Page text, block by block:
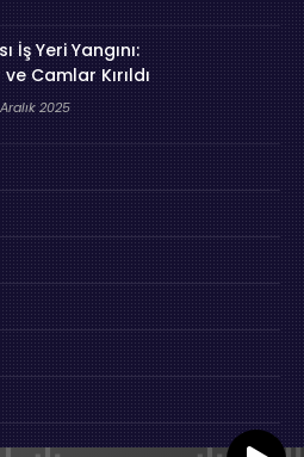
İş Yeri Yangını:
Camlar Kırıldı
2025